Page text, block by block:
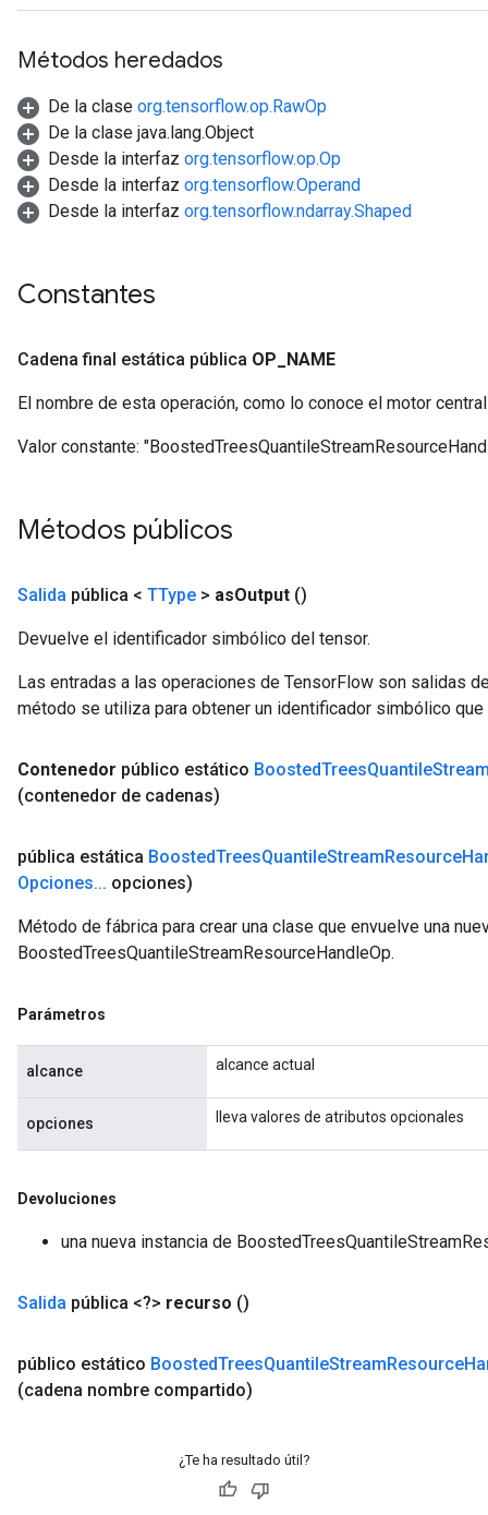
Métodos heredados
De la clase org.tensorflow.op.RawOp
De la clase java.lang.Object
Desde la interfaz org.tensorflow.op.Op
Desde la interfaz org.tensorflow.Operand
Desde la interfaz org.tensorflow.ndarray.Shaped
Constantes
Cadena final estática pública OP NAME
El nombre de esta operación, como lo conoce el motor
Valor constante:
Métodos públicos
Salida pública < TType > asOutput ()
Devuelve el identificador simbólico del tensor.
Las entradas a las operaciones de TensorFlow son salidas
método se utiliza para obtener un identificador simbólico
Contenedor público estático BoostedTreesQuantile
(contenedor de cadenas)
pública estática BoostedTreesQuantileStreamResource
Opciones... opciones)
Método de fábrica para crear una clase que envuelve una
BoostedTreesQuantileStreamResourceHandleOp.
Parámetros
alcance alcance actual
opciones lleva valores de atributos opcionales
Devoluciones
una nueva instancia de
Salida pública <?> recurso ()
público estático BoostedTreesQuantileStreamResource
(cadena nombre compartido)
¿Te ha resultado útil?